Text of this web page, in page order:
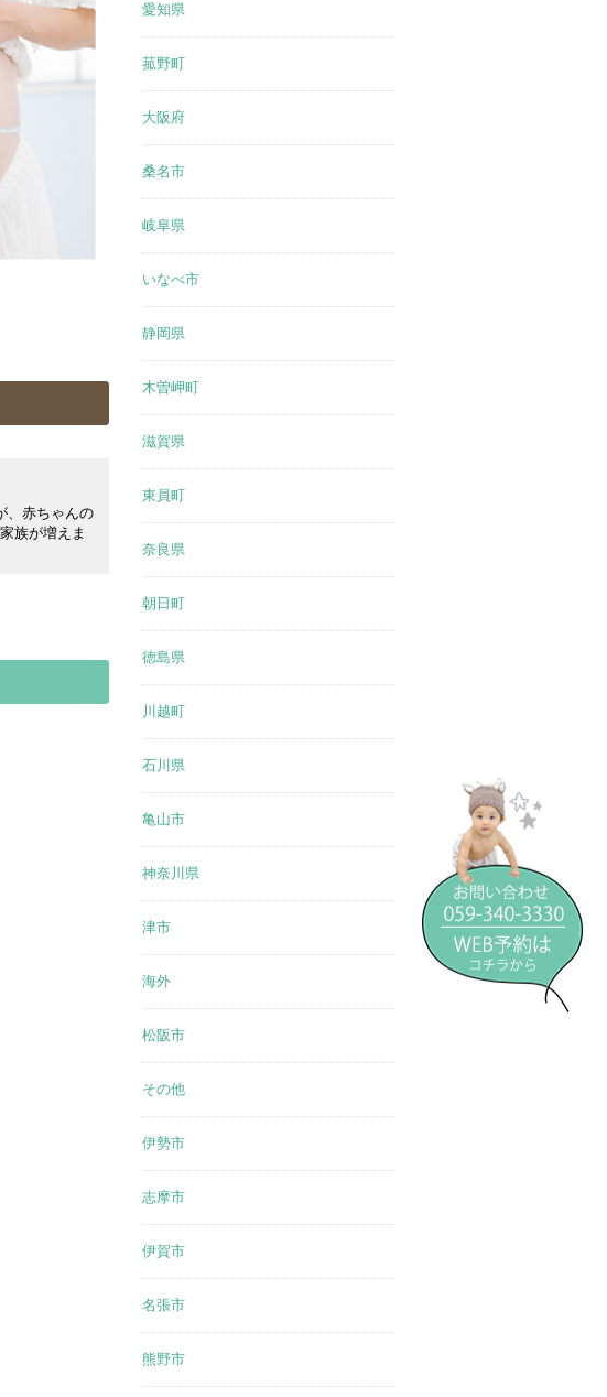
、赤ちゃんの
族が増えま
愛知県
菰野町
大阪府
桑名市
岐阜県
いなべ市
静岡県
木曽岬町
滋賀県
東員町
奈良県
朝日町
徳島県
川越町
石川県
亀山市
神奈川県
津市
海外
松阪市
その他
伊勢市
志摩市
伊賀市
名張市
熊野市